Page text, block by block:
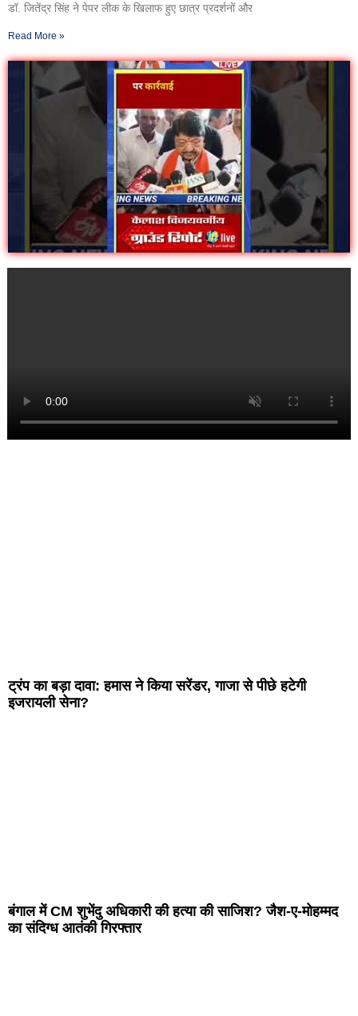
डॉ. जितेंद्र सिंह ने पेपर लीक के खिलाफ हुए छात्र प्रदर्शनों और
Read More »
ट्रंप का बड़ा दावा: हमास ने किया सरेंडर, गाजा से पीछे हटेगी
इजरायली सेना?
बंगाल में CM शुभेंदु अधिकारी की हत्या की साजिश? जैश-ए-मोहम्मद
का संदिग्ध आतंकी गिरफ्तार